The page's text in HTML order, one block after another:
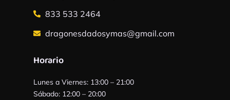
833 533 2464
dragonesdadosymas@gmail.com
Horario
Lunes a Viernes: 13:00 – 21:00
Sábado: 12:00 – 20:00